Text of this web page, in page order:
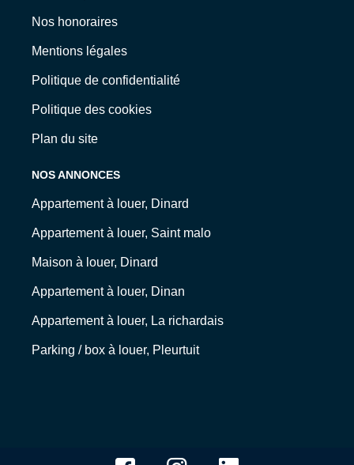
Nos honoraires
Mentions légales
Politique de confidentialité
Politique des cookies
Plan du site
NOS ANNONCES
Appartement à louer, Dinard
Appartement à louer, Saint malo
Maison à louer, Dinard
Appartement à louer, Dinan
Appartement à louer, La richardais
Parking / box à louer, Pleurtuit